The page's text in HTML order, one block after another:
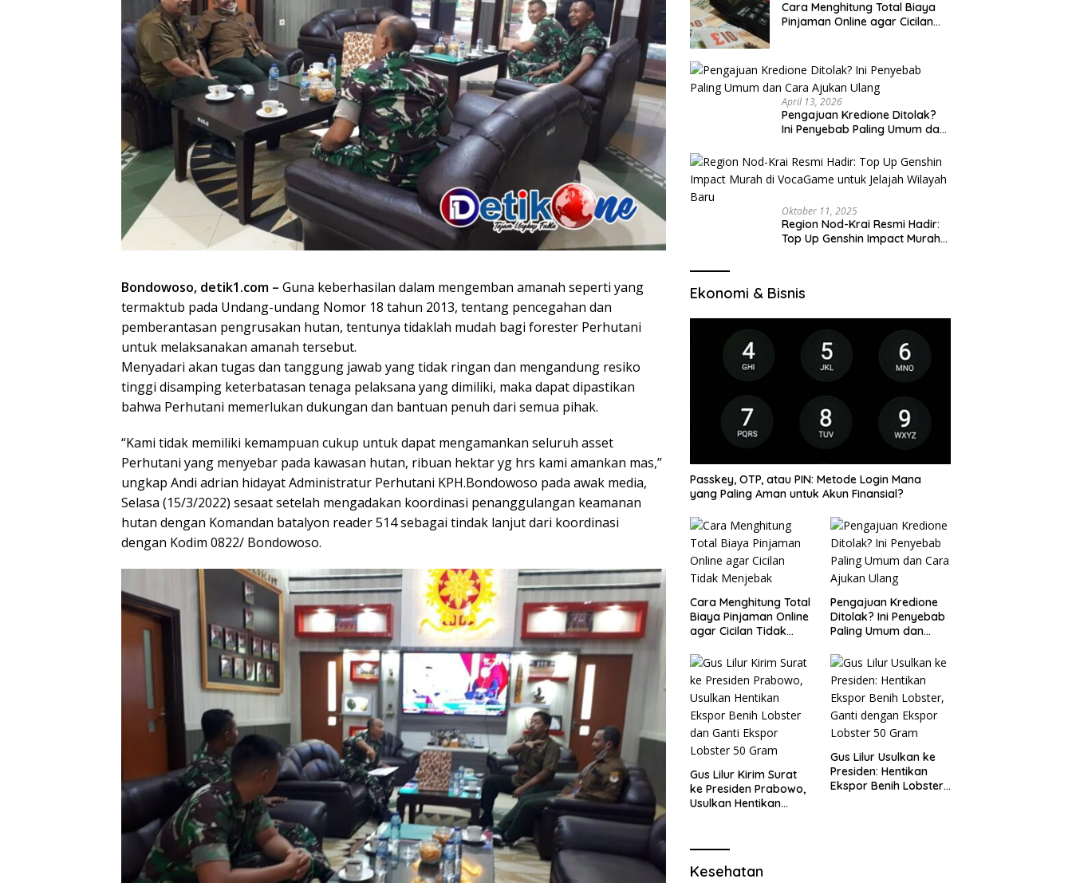
Bondowoso, detik1.com – Guna keberhasilan dalam mengemban amanah seperti yang
termaktub pada Undang-undang Nomor 18 tahun 2013, tentang pencegahan dan
pemberantasan pengrusakan hutan, tentunya tidaklah mudah bagi forester Perhutani
untuk melaksanakan amanah tersebut.
Menyadari akan tugas dan tanggung jawab yang tidak ringan dan mengandung resiko
tinggi disamping keterbatasan tenaga pelaksana yang dimiliki, maka dapat dipastikan
bahwa Perhutani memerlukan dukungan dan bantuan penuh dari semua pihak.
“Kami tidak memiliki kemampuan cukup untuk dapat mengamankan seluruh asset
Perhutani yang menyebar pada kawasan hutan, ribuan hektar yg hrs kami amankan mas,”
ungkap Andi adrian hidayat Administratur Perhutani KPH.Bondowoso pada awak media,
Selasa (15/3/2022) sesaat setelah mengadakan koordinasi penanggulangan keamanan
hutan dengan Komandan batalyon reader 514 sebagai tindak lanjut dari koordinasi
dengan Kodim 0822/ Bondowoso.
Cara Menghitung Total Biaya
Pinjaman Online agar Cicilan
April 13, 2026
Pengajuan Kredione Ditolak?
Ini Penyebab Paling Umum dan
Oktober 11, 2025
Region Nod-Krai Resmi Hadir:
Top Up Genshin Impact Murah
Ekonomi & Bisnis
Passkey, OTP, atau PIN: Metode Login Mana
yang Paling Aman untuk Akun Finansial?
Cara Menghitung Total
Biaya Pinjaman Online
agar Cicilan Tidak
Pengajuan Kredione
Ditolak? Ini Penyebab
Paling Umum dan
Gus Lilur Kirim Surat
ke Presiden Prabowo,
Usulkan Hentikan
Lobster 50 Gram
Gus Lilur Usulkan ke
Presiden: Hentikan
Ekspor Benih Lobster,
Kesehatan